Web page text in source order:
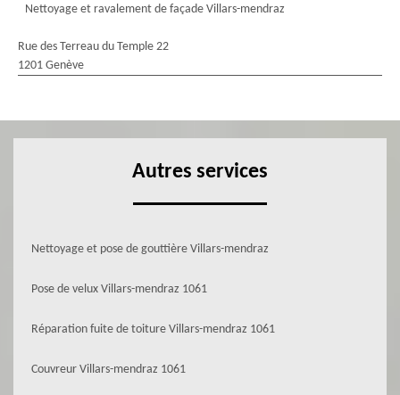
Nettoyage et ravalement de façade Villars-mendraz
Rue des Terreau du Temple 22
1201 Genève
Autres services
Nettoyage et pose de gouttière Villars-mendraz
Pose de velux Villars-mendraz 1061
Réparation fuite de toiture Villars-mendraz 1061
Couvreur Villars-mendraz 1061